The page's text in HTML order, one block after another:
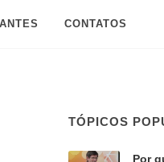
CONTATOS
TÓPICOS
Por